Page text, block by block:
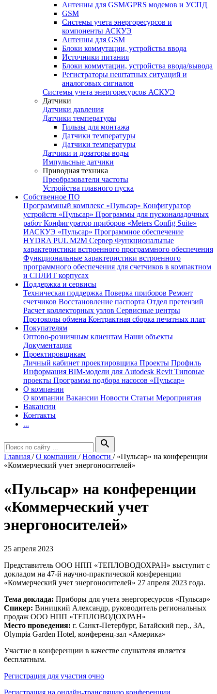
Антенны для GSM/GPRS модемов и УСПД
GSM
Системы учета энергоресурсов и
компоненты АСКУЭ
Антенны для GSM
Блоки коммутации, устройства ввода
Источники питания
Блоки коммутации, устройства ввода/вывода
Регистраторы нештатных ситуаций и
аналоговых сигналов
Системы учета энергоресурсов АСКУЭ
Датчики
Датчики давления
Датчики температуры
Гильзы для монтажа
Датчики температуры
Датчики температуры
Датчики и дозаторы воды
Импульсные датчики
Приводная техника
Преобразователи частоты
Устройства плавного пуска
Собственное ПО
Программный комплекс «Пульсар» Конфигуратор
устройств «Пульсар» Программы для пусконаладочных
работ Конфигуратор приборов «Meters Config Suite»
ИАСКУЭ «Пульсар» Программное обеспечение
HYDRA PUL M2M Сервер Функциональные
характеристики встроенного программного обеспечения
Функциональные характеристики встроенного
программного обеспечения для счетчиков в компактном
и СПЛИТ корпусах
Поддержка и сервисы
Техническая поддержка Поверка приборов Ремонт
счетчиков Восстановление паспорта Отдел претензий
Расчет коллекторных узлов Сервисные центры
Протоколы обмена Контрактная сборка печатных плат
Покупателям
Оптово-розничным клиентам Наши объекты
Документация
Проектировщикам
Личный кабинет проектировщика Проекты Профиль
Информация BIM-модели для Autodesk Revit Типовые
проекты Программа подбора насосов «Пульсар»
О компании
О компании Вакансии Новости Статьи Мероприятия
Вакансии
Контакты
...
search
Главная /О компании /Новости / «Пульсар» на конференции
«Коммерческий учет энергоносителей»
«Пульсар» на конференции
«Коммерческий учет
энергоносителей»
25 апреля 2023
Представитель ООО НПП «ТЕПЛОВОДОХРАН» выступит с
докладом на 47-й научно-практической конференции
«Коммерческий учет энергоносителей» 27 апреля 2023 года.
Тема доклада: Приборы для учета энергоресурсов «Пульсар»
Спикер: Виницкий Александр, руководитель региональных
продаж ООО НПП «ТЕПЛОВОДОХРАН»
Место проведения: г. Санкт-Петербург, Батайский пер., 3А,
Olympia Garden Hotel, конференц-зал «Америка»
Участие в конференции в качестве слушателя является
бесплатным.
Регистрация для участия очно
Регистрация на онлайн-трансляцию конференции